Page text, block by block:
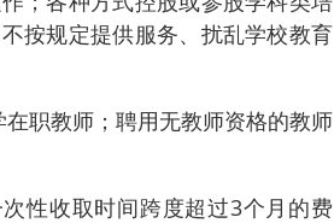
按规定提供服务、扰乱学校教育
职教师；聘用无教师资格的教师
性收取时间跨度超过3个月的费